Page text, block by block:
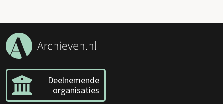
Deelnemende
organisaties